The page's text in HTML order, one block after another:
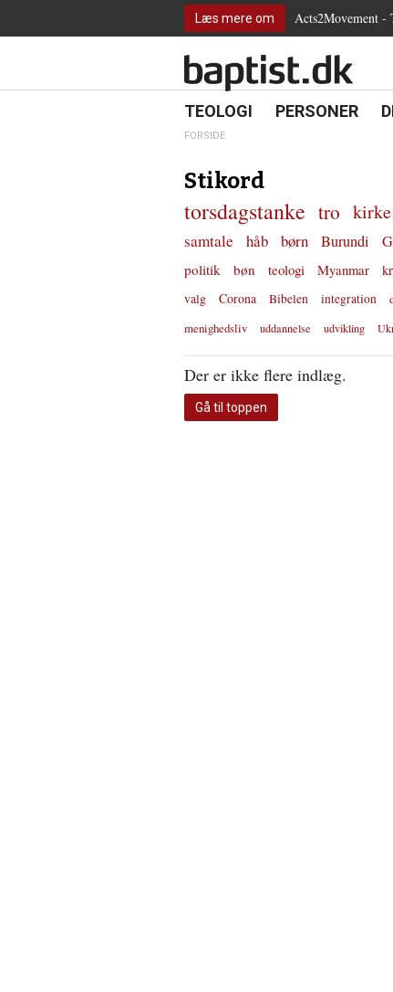
gå
for
6.0:
Internationalt
Læs mere om Acts2Movement -
18.0:
TEOLOGI 19.0:
PERSONER
FORSIDE
Stikord
torsdagstanke tro kirke
samtale håb børn Burundi
politik
bøn teologi Myanmar
valg
Corona Bibelen integration
menighedsliv
uddannelse udvikling
Der er ikke flere indlæg.
Gå til toppen